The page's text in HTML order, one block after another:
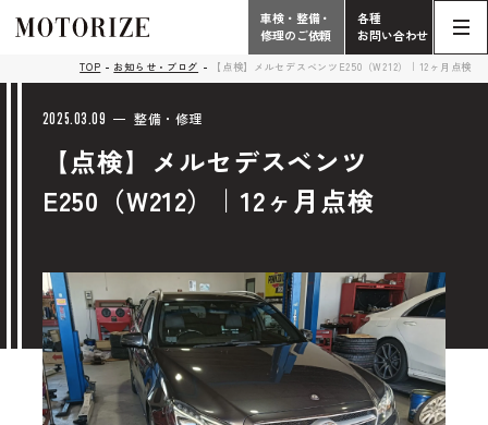
こだわり
中古車販売・在庫車情報
車検・整備・修理のご依頼
Phone
電話受付時間 10:00 - 18:30（月曜定休）
タップで電話がかかります
お問い合わせ総合
058-247-8001
タップで電話がかかります
Contact
車検・整備・
修理のご依頼
各種
お問い合わせ
TOP お知らせ・ブログ 【点検】メルセデスベンツE250（W212）｜12ヶ月点検
2025.03.09 整備・修理
【点検】メルセデスベンツ
E250（W212）｜12ヶ月点検